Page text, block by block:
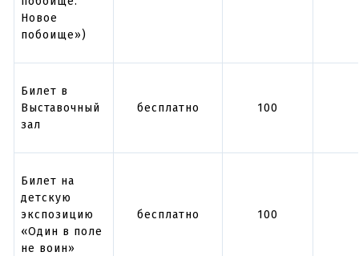
Новое
побоище»)
Билет в
Выставочный
зал
бесплатно 100
Билет на
детскую
экспозицию
«Один в поле
не воин»
бесплатно 100